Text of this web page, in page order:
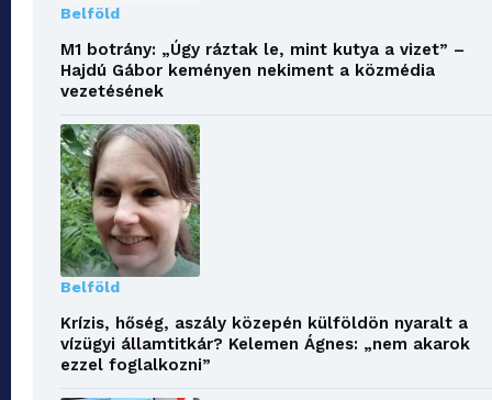
Belföld
M1 botrány: „Úgy ráztak le, mint kutya a vizet” –
Hajdú Gábor keményen nekiment a közmédia
vezetésének
Belföld
Krízis, hőség, aszály közepén külföldön nyaralt a
vízügyi államtitkár? Kelemen Ágnes: „nem akarok
ezzel foglalkozni”